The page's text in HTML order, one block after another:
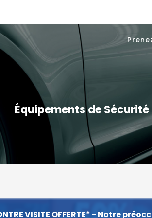
Équipements de
VISITE OFFERTE* - Notre